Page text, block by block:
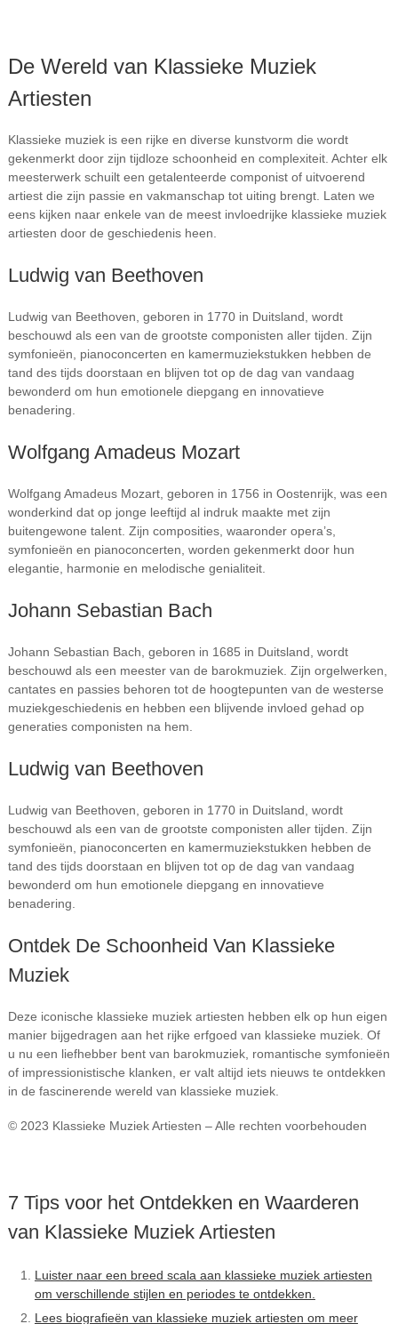
De Wereld van Klassieke Muziek
Artiesten
Klassieke muziek is een rijke en diverse kunstvorm die wordt
gekenmerkt door zijn tijdloze schoonheid en complexiteit. Achter elk
meesterwerk schuilt een getalenteerde componist of uitvoerend
artiest die zijn passie en vakmanschap tot uiting brengt. Laten we
eens kijken naar enkele van de meest invloedrijke klassieke muziek
artiesten door de geschiedenis heen.
Ludwig van Beethoven
Ludwig van Beethoven, geboren in 1770 in Duitsland, wordt
beschouwd als een van de grootste componisten aller tijden. Zijn
symfonieën, pianoconcerten en kamermuziekstukken hebben de
tand des tijds doorstaan en blijven tot op de dag van vandaag
bewonderd om hun emotionele diepgang en innovatieve
benadering.
Wolfgang Amadeus Mozart
Wolfgang Amadeus Mozart, geboren in 1756 in Oostenrijk, was een
wonderkind dat op jonge leeftijd al indruk maakte met zijn
buitengewone talent. Zijn composities, waaronder opera’s,
symfonieën en pianoconcerten, worden gekenmerkt door hun
elegantie, harmonie en melodische genialiteit.
Johann Sebastian Bach
Johann Sebastian Bach, geboren in 1685 in Duitsland, wordt
beschouwd als een meester van de barokmuziek. Zijn orgelwerken,
cantates en passies behoren tot de hoogtepunten van de westerse
muziekgeschiedenis en hebben een blijvende invloed gehad op
generaties componisten na hem.
Ludwig van Beethoven
Ludwig van Beethoven, geboren in 1770 in Duitsland, wordt
beschouwd als een van de grootste componisten aller tijden. Zijn
symfonieën, pianoconcerten en kamermuziekstukken hebben de
tand des tijds doorstaan en blijven tot op de dag van vandaag
bewonderd om hun emotionele diepgang en innovatieve
benadering.
Ontdek De Schoonheid Van Klassieke
Muziek
Deze iconische klassieke muziek artiesten hebben elk op hun eigen
manier bijgedragen aan het rijke erfgoed van klassieke muziek. Of
u nu een liefhebber bent van barokmuziek, romantische symfonieën
of impressionistische klanken, er valt altijd iets nieuws te ontdekken
in de fascinerende wereld van klassieke muziek.
© 2023 Klassieke Muziek Artiesten – Alle rechten voorbehouden
7 Tips voor het Ontdekken en Waarderen
van Klassieke Muziek Artiesten
Luister naar een breed scala aan klassieke muziek artiesten
om verschillende stijlen en periodes te ontdekken.
Lees biografieën van klassieke muziek artiesten om meer